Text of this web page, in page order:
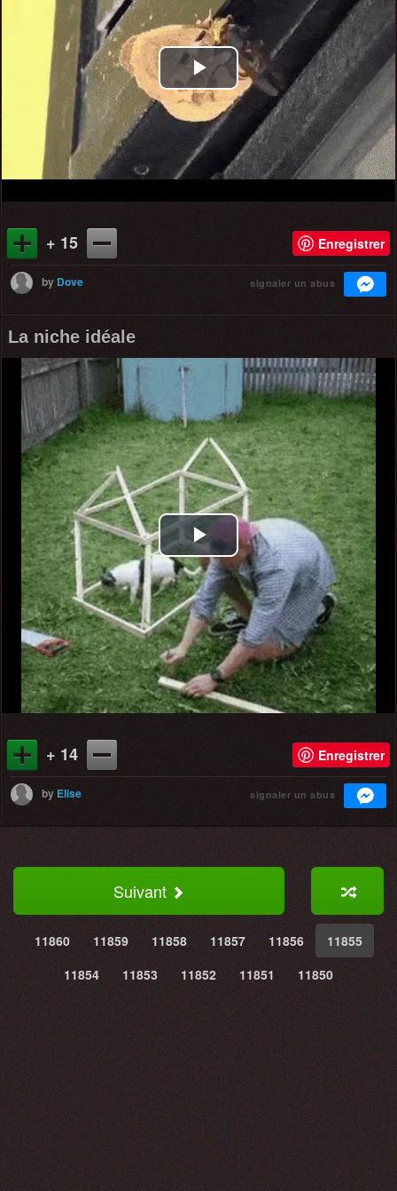
Play
Video
+ 15 Enregistrer
by Dove signaler un abus
La niche idéale
Play
Video
+ 14 Enregistrer
by Elise signaler un abus
Suivant
11860 11859 11858 11857 11856
11855
11854
11853 11852 11851 11850